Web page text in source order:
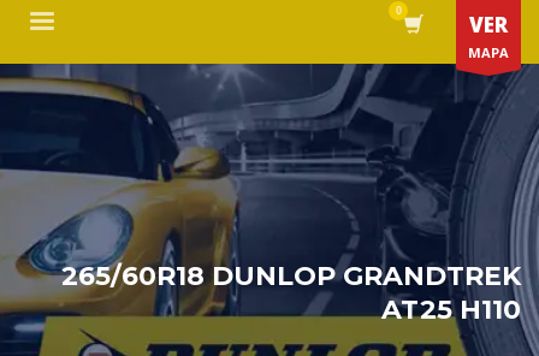
VER
MAPA
265/60R18 DUNLOP GRANDTREK
AT25 H110